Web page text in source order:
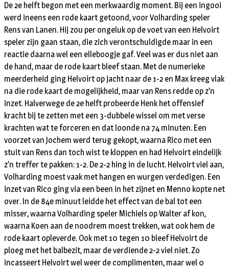
De 2e helft begon met een merkwaardig moment. Bij een ingooi
werd ineens een rode kaart getoond, voor Volharding speler
Rens van Lanen. Hij zou per ongeluk op de voet van een Helvoirt
speler zijn gaan staan, die zich verontschuldigde maar in een
reactie daarna wel een elleboogje gaf. Veel was er dus niet aan
de hand, maar de rode kaart bleef staan. Met de numerieke
meerderheid ging Helvoirt op jacht naar de 1-2 en Max kreeg vlak
na die rode kaart de mogelijkheid, maar van Rens redde op z’n
inzet. Halverwege de 2e helft probeerde Henk het offensief
kracht bij te zetten met een 3-dubbele wissel om met verse
krachten wat te forceren en dat loonde na 74 minuten. Een
voorzet van Jochem werd terug gekopt, waarna Rico met een
stuit van Rens dan toch wist te kloppen en had Helvoirt eindelijk
z’n treffer te pakken: 1-2. De 2-2 hing in de lucht. Helvoirt viel aan,
Volharding moest vaak met hangen en wurgen verdedigen. Een
inzet van Rico ging via een been in het zijnet en Menno kopte net
over. In de 84e minuut leidde het effect van de bal tot een
misser, waarna Volharding speler Michiels op Walter af kon,
waarna Koen aan de noodrem moest trekken, wat ook hem de
rode kaart opleverde. Ook met 10 tegen 10 bleef Helvoirt de
ploeg met het balbezit, maar de verdiende 2-2 viel niet. Zo
incasseert Helvoirt wel weer de complimenten, maar wel 0